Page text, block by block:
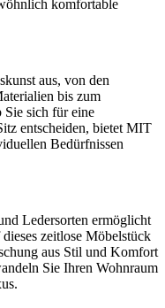
komfortable
aus, von den
bis zum
Sie sich für eine
entscheiden, bietet MIT
Bedürfnissen
Ledersorten ermöglicht
zeitlose Möbelstück
aus Stil und Komfort
Sie Ihren Wohnraum